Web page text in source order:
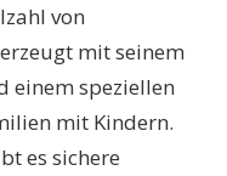
von
mit seinem
einem speziellen
mit Kindern.
es sichere